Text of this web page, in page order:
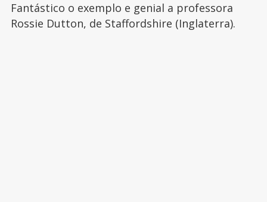
Fantástico o exemplo e genial a professora
Rossie Dutton, de Staffordshire (Inglaterra).